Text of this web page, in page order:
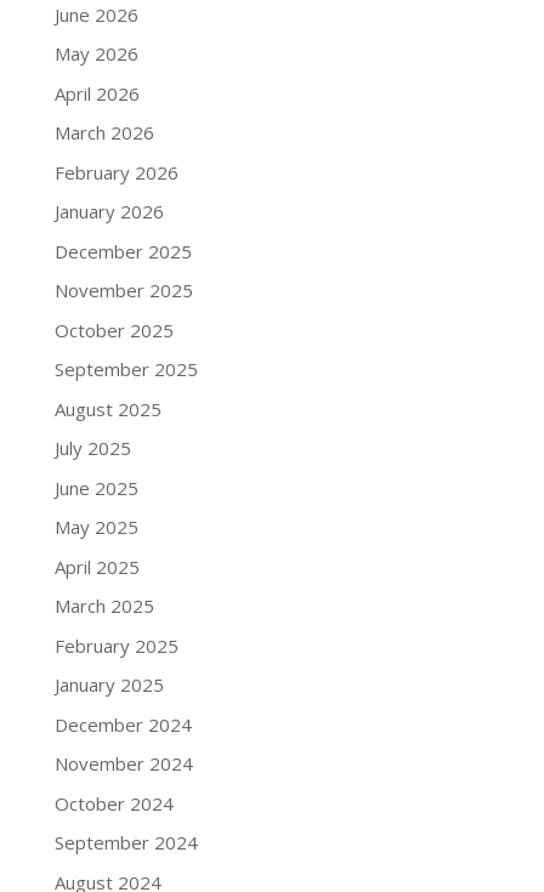
June 2026
May 2026
April 2026
March 2026
February 2026
January 2026
December 2025
November 2025
October 2025
September 2025
August 2025
July 2025
June 2025
May 2025
April 2025
March 2025
February 2025
January 2025
December 2024
November 2024
October 2024
September 2024
August 2024